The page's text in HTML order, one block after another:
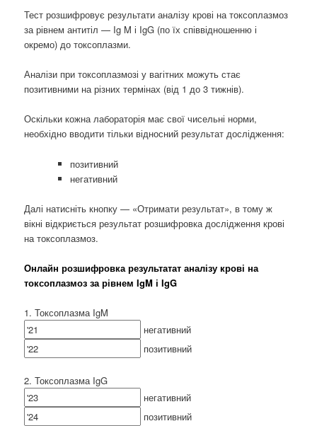
Тест розшифровує результати аналізу крові на токсоплазмоз
за рівнем антитіл — Ig M і IgG (по їх співвідношенню і
окремо) до токсоплазми.
Аналізи при токсоплазмозі у вагітних можуть стає
позитивними на різних термінах (від 1 до 3 тижнів).
Оскільки кожна лабораторія має свої чисельні норми,
необхідно вводити тільки відносний результат дослідження:
позитивний
негативний
Далі натисніть кнопку — «Отримати результат», в тому ж
вікні відкриється результат розшифровка дослідження крові
на токсоплазмоз.
Онлайн розшифровка результатат ​​аналізу крові на
токсоплазмоз за рівнем IgM і IgG
1. Токсоплазма IgM
негативний
позитивний
2. Токсоплазма IgG
негативний
позитивний